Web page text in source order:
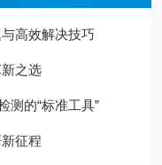
高效解决技巧
之选
测的“标准工具”
征程